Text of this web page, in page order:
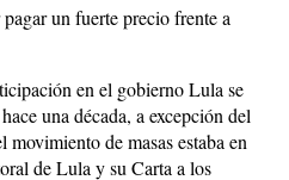
un fuerte precio frente a
en el gobierno Lula se
una década, a excepción del
de masas estaba en
de Lula y su Carta a los